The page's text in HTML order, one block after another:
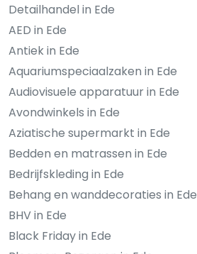
Detailhandel in Ede
AED in Ede
Antiek in Ede
Aquariumspeciaalzaken in Ede
Audiovisuele apparatuur in Ede
Avondwinkels in Ede
Aziatische supermarkt in Ede
Bedden en matrassen in Ede
Bedrijfskleding in Ede
Behang en wanddecoraties in Ede
BHV in Ede
Black Friday in Ede